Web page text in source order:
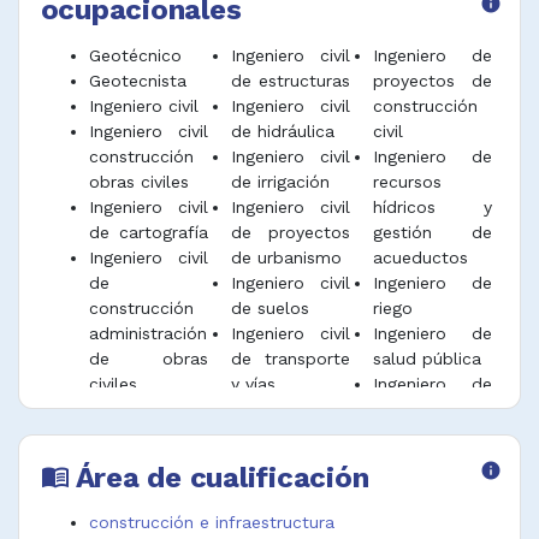
instalaciones de ingeniería destinadas a
asegurar la higiene y salud públicas, redes
hidrosanitarias y sistemas de abastecimiento,
obras de saneamiento, recolección,
tratamiento y disposición final de aguas
residuales y sistemas de aprovisionamiento
de agua.
Supervisar personal a cargo y las diferentes
especialidades técnicas que intervienen en el
diseño y construcción de obra civiles y revisar
instalaciones técnicas de acuerdo con
especificaciones de construcción.
Dirigir y desarrollar estudios de factibilidad,
revisar y aprobar diseños, planos, cálculos y
costos estimados, estudios de tráfico vial,
planes de transporte, análisis de impacto
ambiental y otras investigaciones
relacionadas con la construcción o
reconstrucción de obras civiles.
ocupacionales
Geotécnico
Geotecnista
Ingeniero civil
Ingeniero civil
construcción
obras civiles
Ingeniero civil
de cartografía
Ingeniero civil
de
construcción
administración
de obras
civiles
Ingeniero civil
de
construcción
de
Ingeniero civil
de estructuras
Ingeniero civil
de hidráulica
Ingeniero civil
de irrigación
Ingeniero civil
de proyectos
de urbanismo
Ingeniero civil
de suelos
Ingeniero civil
de transporte
y vías
Ingeniero civil
de vías y
Ingeniero civil
Ingeniero de
proyectos de
construcción
civil
Ingeniero de
recursos
hídricos y
gestión de
acueductos
Ingeniero de
riego
Ingeniero de
salud pública
Ingeniero de
transporte
Ingeniero de
transporte y
menu_book Área de cualificación info
construcción e infraestructura